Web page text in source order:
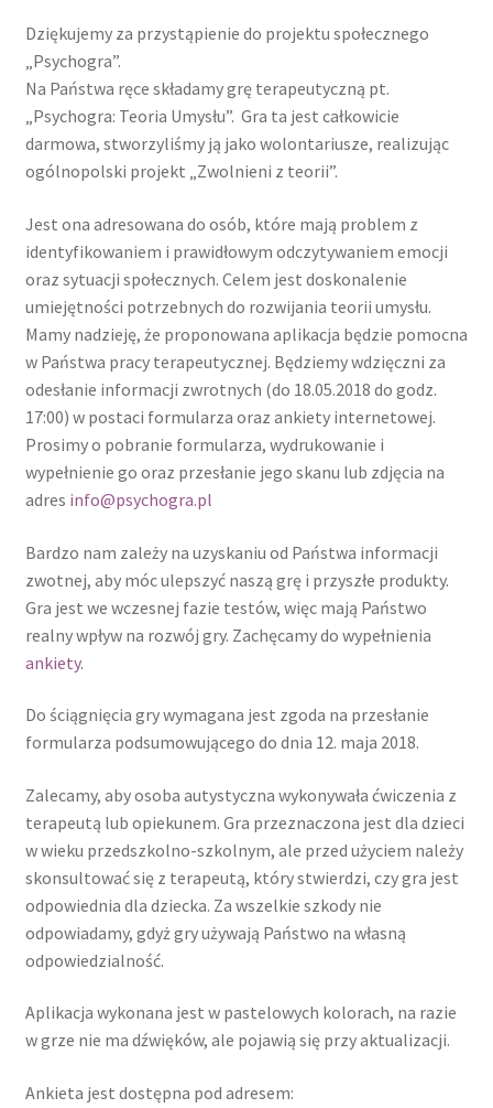
Game Jam – Gra o Słoń – Edycja 2.
Gry
O nas
Pytania i Odpowiedzi
Regulamin
Tworzenie Gier
Zapisy
Zespoły
Gra o Słoń
Kontakt
No Access
O nas
Polityka prywatności
Psychogra na Facebook’u
Regulamin serwisu
Subskrypcja
Subskrypcja Anulowana
Dziękujemy za przystąpienie do projektu społecznego
„Psychogra”.
Na Państwa ręce składamy grę terapeutyczną pt.
„Psychogra: Teoria Umysłu”. Gra ta jest całkowicie
darmowa, stworzyliśmy ją jako wolontariusze, realizując
ogólnopolski projekt „Zwolnieni z teorii”.
Jest ona adresowana do osób, które mają problem z
identyfikowaniem i prawidłowym odczytywaniem emocji
oraz sytuacji społecznych. Celem jest doskonalenie
umiejętności potrzebnych do rozwijania teorii umysłu.
Mamy nadzieję, że proponowana aplikacja będzie pomocna
w Państwa pracy terapeutycznej. Będziemy wdzięczni za
odesłanie informacji zwrotnych (do 18.05.2018 do godz.
17:00) w postaci formularza oraz ankiety internetowej.
Prosimy o pobranie formularza, wydrukowanie i
wypełnienie go oraz przesłanie jego skanu lub zdjęcia na
adres info@psychogra.pl
Bardzo nam zależy na uzyskaniu od Państwa informacji
zwotnej, aby móc ulepszyć naszą grę i przyszłe produkty.
Gra jest we wczesnej fazie testów, więc mają Państwo
realny wpływ na rozwój gry. Zachęcamy do wypełnienia
ankiety.
Do ściągnięcia gry wymagana jest zgoda na przesłanie
formularza podsumowującego do dnia 12. maja 2018.
Zalecamy, aby osoba autystyczna wykonywała ćwiczenia z
terapeutą lub opiekunem. Gra przeznaczona jest dla dzieci
w wieku przedszkolno-szkolnym, ale przed użyciem należy
skonsultować się z terapeutą, który stwierdzi, czy gra jest
odpowiednia dla dziecka. Za wszelkie szkody nie
odpowiadamy, gdyż gry używają Państwo na własną
odpowiedzialność.
Aplikacja wykonana jest w pastelowych kolorach, na razie
w grze nie ma dźwięków, ale pojawią się przy aktualizacji.
Ankieta jest dostępna pod adresem: